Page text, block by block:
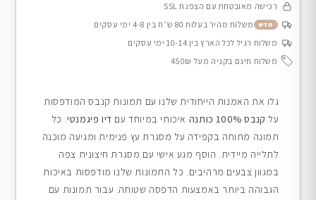
רכישה מאובטחת עם הצפנת SSL
חדש
משלוח מהיר בעלות 80 ש״ח בין 4-8 ימי עסקים
משלוח רגיל לכל הארץ בין 10-14 ימי עסקים
משלוח חינם בקניה מעל 450₪
גלו את האמנות הייחודית שלנו עם תמונות קנבס המודפסות
על קנבס 100% כותנה איכותי במיוחד עם דיו פיגמנטי. כל
תמונה מתוחה בקפידה על מסגרת עץ פנימית ומגיעה מוכנה
לתלייה מיידית. הוסף מגע אישי עם מסגרת חיצונית צפה
במגוון צבעים מרהיבים. כל התמונות שלנו מודפסות באיכות
הגבוהה ביותר באמצעות הדפסה שטוחה. עבור תמונות עם